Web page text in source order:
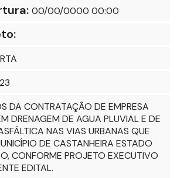
00/00/0000 00:00
23
DA CONTRATAÇÃO DE EMPRESA
DRENAGEM DE AGUA PLUVIAL E DE
NAS VIAS URBANAS QUE
DE CASTANHEIRA ESTADO
CONFORME PROJETO EXECUTIVO
EDITAL.